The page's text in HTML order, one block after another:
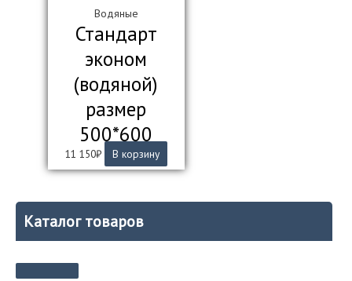
Каталог товаров
Водяные
Стандарт
эконом
(водяной)
размер
500*600
11 150₽ В корзину